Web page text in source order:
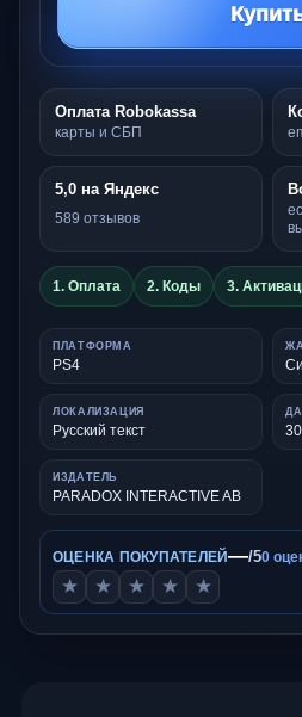
Оплата Robokassa
карты и СБП
5,0 на Яндекс
589 отзывов
1. Оплата 2. Коды 3.
ПЛАТФОРМА
PS4
ЛОКАЛИЗАЦИЯ
Русский текст
ИЗДАТЕЛЬ
PARADOX INTERACTIVE AB
ОЦЕНКА ПОКУПАТЕЛЕЙ—/50
★ ★ ★ ★ ★